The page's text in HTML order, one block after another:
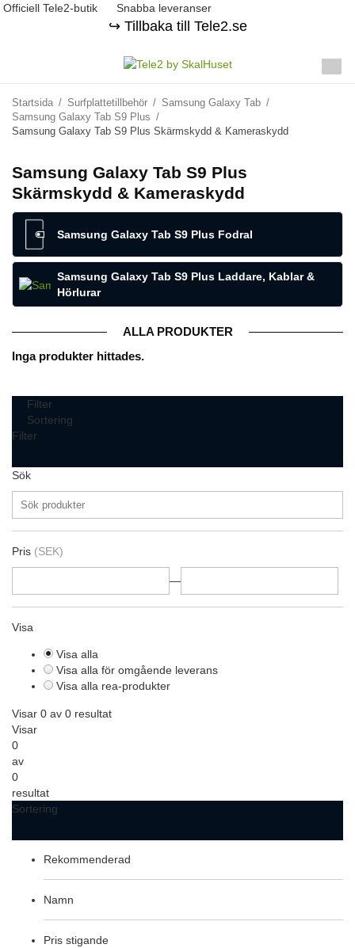
Officiell Tele2-butik Snabba leveranser
↪️ Tillbaka till Tele2.se
Startsida / Surfplattetillbehör / Samsung Galaxy Tab /
Samsung Galaxy Tab S9 Plus /
Samsung Galaxy Tab S9 Plus Skärmskydd & Kameraskydd
Samsung Galaxy Tab S9 Plus
Skärmskydd & Kameraskydd
Samsung Galaxy Tab S9 Plus Fodral
Samsung Galaxy Tab S9 Plus Laddare, Kablar &
Hörlurar
ALLA PRODUKTER
Inga produkter hittades.
Filter
Sortering
Filter
Sök
Pris (SEK)
—
Visa
Visa alla
Visa alla för omgående leverans
Visa alla rea-produkter
Visar 0 av 0 resultat
Visar
0
av
0
resultat
Sortering
Rekommenderad
Namn
Pris stigande